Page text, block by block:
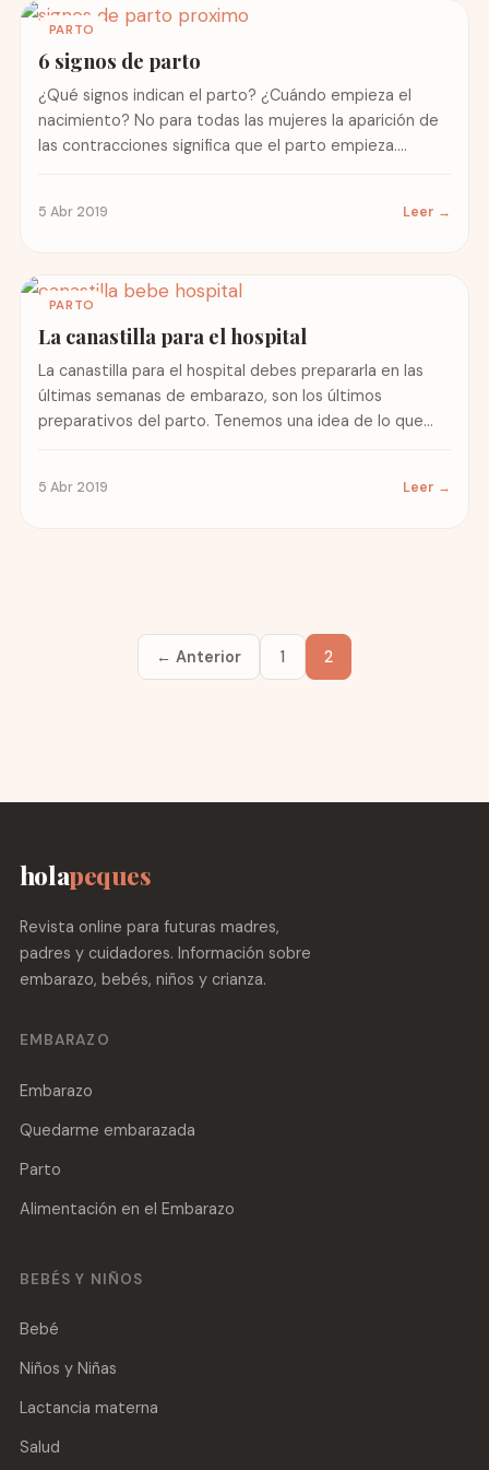
PARTO
6 signos de parto
¿Qué signos indican el parto? ¿Cuándo empieza el
nacimiento? No para todas las mujeres la aparición de
las contracciones significa que el parto empieza.
5 Abr 2019 Leer →
PARTO
La canastilla para el hospital
La canastilla para el hospital debes prepararla en las
últimas semanas de embarazo, son los últimos
preparativos del parto. Tenemos una idea de lo que...
5 Abr 2019 Leer →
← Anterior 1 2
holapeques
Revista online para futuras madres,
padres y cuidadores. Información sobre
embarazo, bebés, niños y crianza.
EMBARAZO
Embarazo
Quedarme embarazada
Parto
Alimentación en el Embarazo
BEBÉS Y NIÑOS
Bebé
Niños y Niñas
Lactancia materna
Salud